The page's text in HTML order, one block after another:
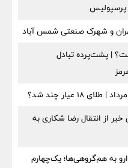
و شهرک صنعتی شمس آباد
| پشت‌پرده تبادل
از انتقال رضا شکاری به
دارو به هم‌گروهی‌ها؛ یک‌چهارم